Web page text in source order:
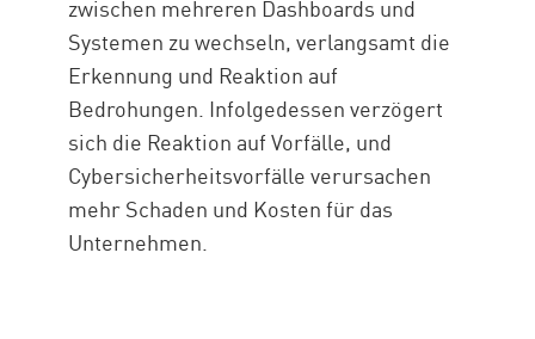
zwischen mehreren Dashboards und
Systemen zu wechseln, verlangsamt die
Erkennung und Reaktion auf
Bedrohungen. Infolgedessen verzögert
sich die Reaktion auf Vorfälle, und
Cybersicherheitsvorfälle verursachen
mehr Schaden und Kosten für das
Unternehmen.